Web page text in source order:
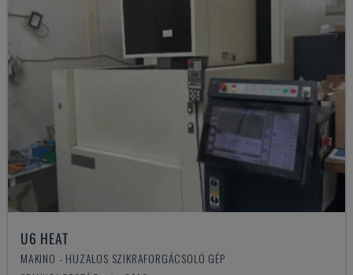
U6 HEAT
MAKINO - HUZALOS SZIKRAFORGÁCSOLÓ GÉP